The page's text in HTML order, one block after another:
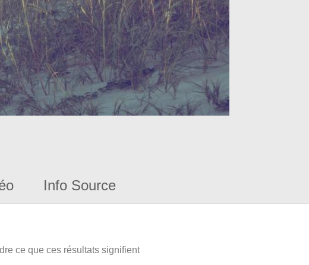
Info Source
ce que ces résultats signifient